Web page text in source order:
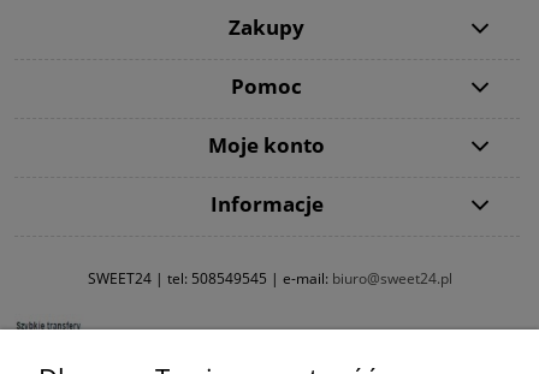
Zakupy
Pomoc
Moje konto
Informacje
SWEET24 | tel: 508549545 | e-mail: biuro@sweet24.pl